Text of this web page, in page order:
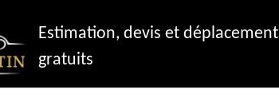
Estimation, devis et déplacement
gratuits